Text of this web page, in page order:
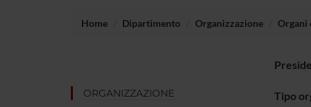
Home Dipartimento Organizzazione Organi
ORGANIZZAZIONE Tipo